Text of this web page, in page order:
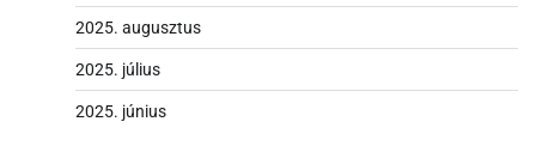
2025. augusztus
2025. július
2025. június